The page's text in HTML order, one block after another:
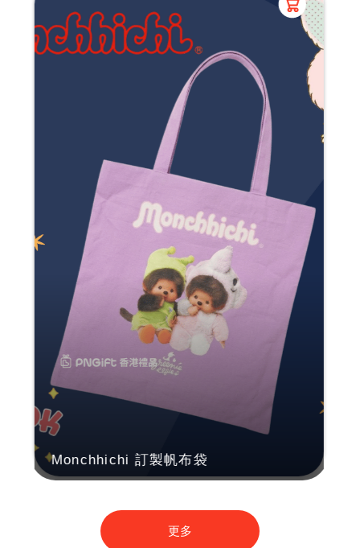
Monchhichi 訂製帆布袋
更多